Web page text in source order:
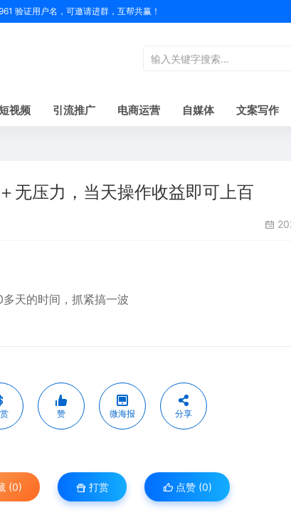
验证用户名，可邀请进群，互帮共赢！
视频 引流推广 电商运营 自媒体 文案写作
无压力，当天操作收益即可上百
天的时间，抓紧搞一波
赞 微海报 分享
(0) 打赏 点赞 (0)